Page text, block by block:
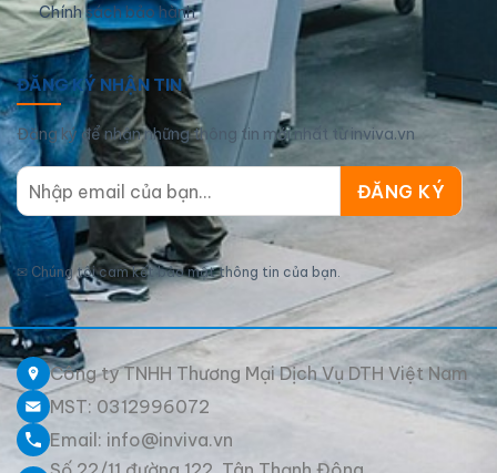
Chính sách bảo hành
ĐĂNG KÝ NHẬN TIN
Đăng ký để nhận những thông tin mới nhất từ inviva.vn
✉ Chúng tôi cam kết bảo mật thông tin của bạn.
Công ty TNHH Thương Mại Dịch Vụ DTH Việt Nam
MST: 0312996072
Email: info@inviva.vn